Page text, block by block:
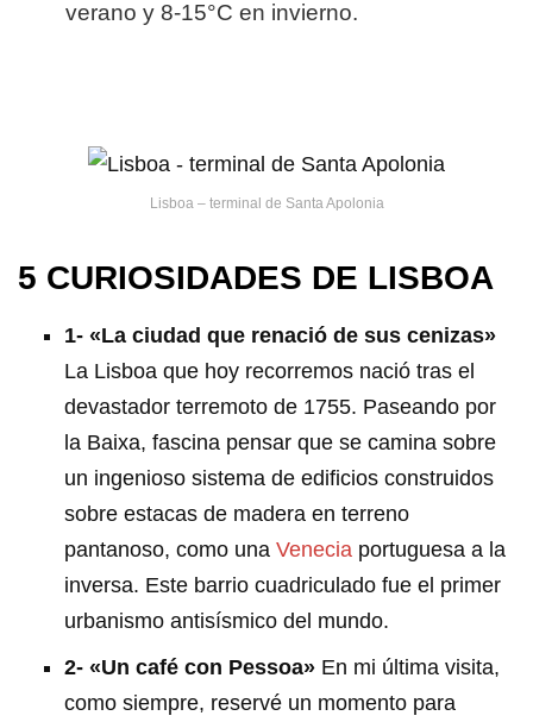
verano y 8-15°C en invierno.
Lisboa – terminal de Santa Apolonia
5 CURIOSIDADES DE LISBOA
1- «La ciudad que renació de sus cenizas»
La Lisboa que hoy recorremos nació tras el
devastador terremoto de 1755. Paseando por
la Baixa, fascina pensar que se camina sobre
un ingenioso sistema de edificios construidos
sobre estacas de madera en terreno
pantanoso, como una Veneciaportuguesa a la
inversa. Este barrio cuadriculado fue el primer
urbanismo antisísmico del mundo.
2- «Un café con Pessoa»En mi última visita,
como siempre, reservé un momento para